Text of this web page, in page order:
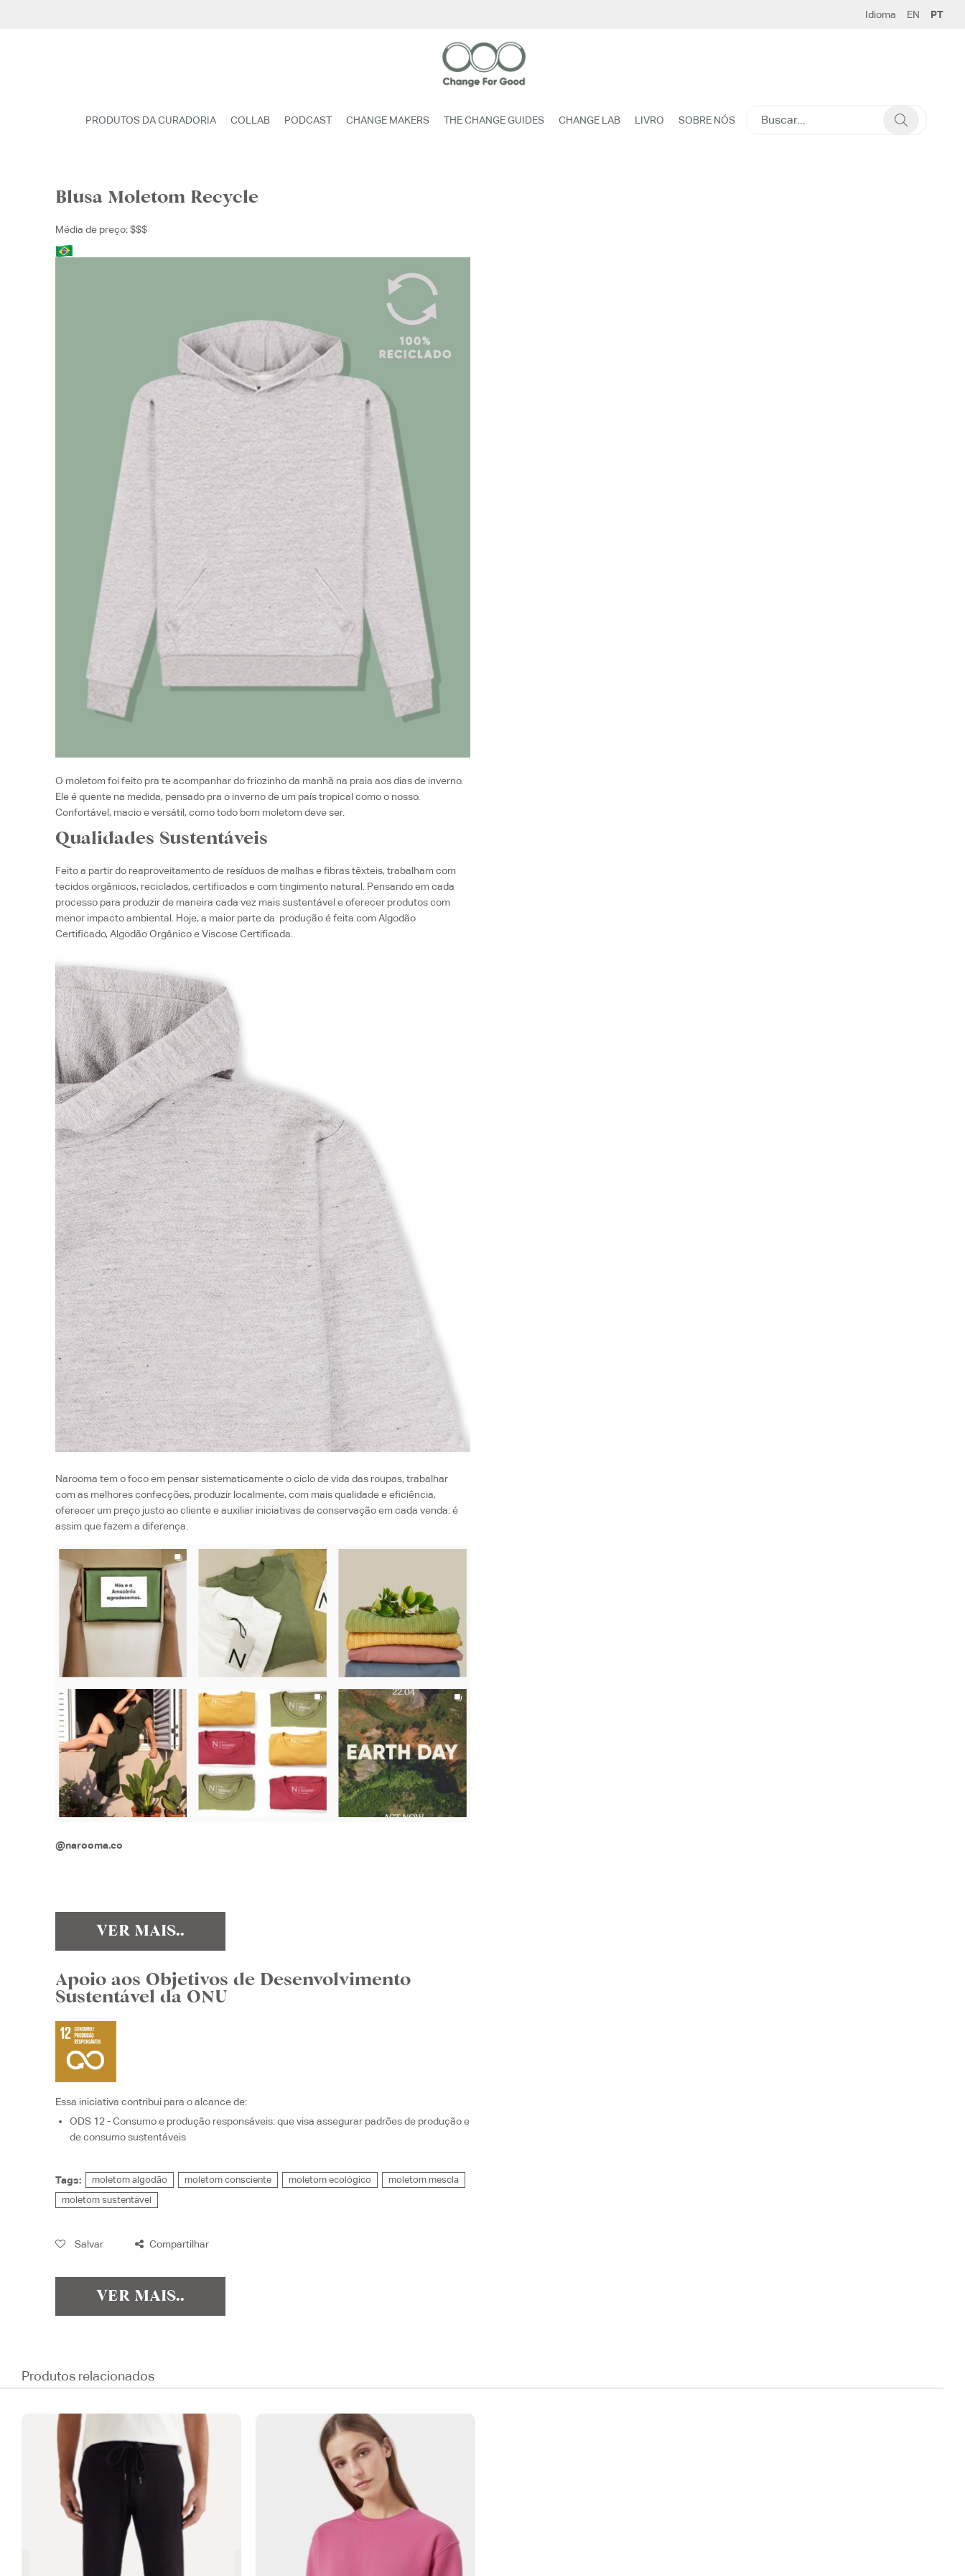
Idioma EN PT
PRODUTOS DA CURADORIA COLLAB PODCAST CHANGE MAKERS THE CHANGE GUIDES CHANGE LAB LIVRO SOBRE NÓS
Blusa Moletom Recycle
Média de preço: $$$
O moletom foi feito pra te acompanhar do friozinho da manhã na praia aos dias de inverno.
Ele é quente na medida, pensado pra o inverno de um país tropical como o nosso.
Confortável, macio e versátil, como todo bom moletom deve ser.
Qualidades Sustentáveis
Feito a partir do reaproveitamento de resíduos de malhas e fibras têxteis, trabalham com
tecidos orgânicos, reciclados, certificados e com tingimento natural. Pensando em cada
processo para produzir de maneira cada vez mais sustentável e oferecer produtos com
menor impacto ambiental. Hoje, a maior parte da produção é feita com Algodão
Certificado, Algodão Orgânico e Viscose Certificada.
Narooma tem o foco em pensar sistematicamente o ciclo de vida das roupas, trabalhar
com as melhores confecções, produzir localmente, com mais qualidade e eficiência,
oferecer um preço justo ao cliente e auxiliar iniciativas de conservação em cada venda: é
assim que fazem a diferença.
@narooma.co
VER MAIS..
Apoio aos Objetivos de Desenvolvimento
Sustentável da ONU
Essa iniciativa contribui para o alcance de:
ODS 12 - Consumo e produção responsáveis: que visaassegurar padrões de produção e
de consumo sustentáveis
Tags: moletom algodão moletom consciente moletom ecológico
moletom mescla
moletom sustentável
Salvar Compartilhar
VER MAIS..
Produtos relacionados